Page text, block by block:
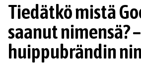
Tiedätkö mistä
saanut nimensä?
huippubrändin